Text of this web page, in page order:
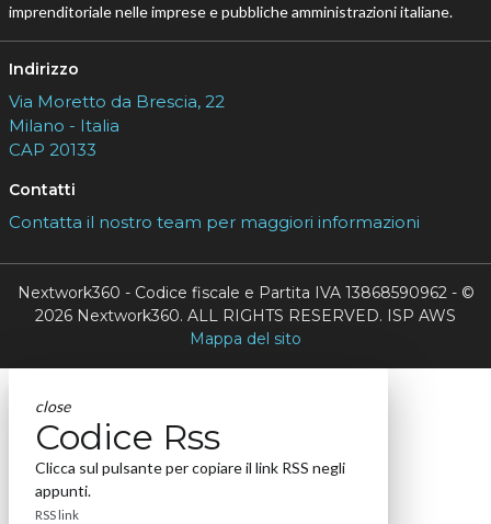
imprenditoriale nelle imprese e pubbliche amministrazioni italiane.
Indirizzo
Via Moretto da Brescia, 22
Milano - Italia
CAP 20133
Contatti
Contatta il nostro team per maggiori informazioni
Nextwork360 - Codice fiscale e Partita IVA 13868590962 - ©
2026 Nextwork360. ALL RIGHTS RESERVED. ISP AWS
Mappa del sito
close
Codice Rss
Clicca sul pulsante per copiare il link RSS negli
appunti.
RSS link